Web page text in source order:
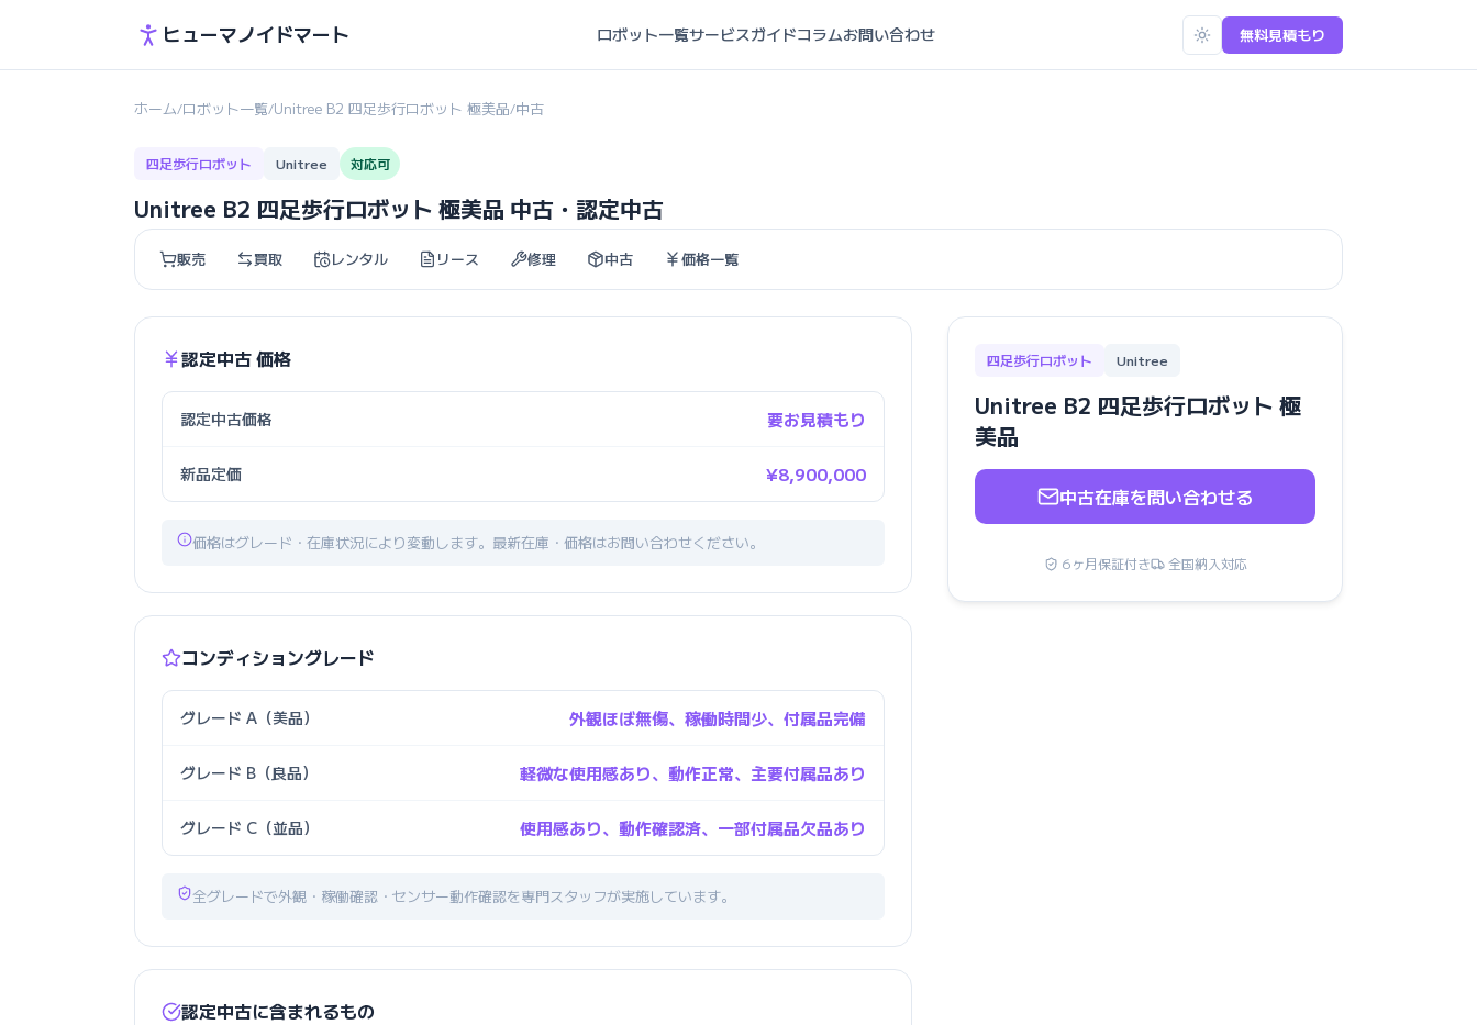
ヒューマノイドマート ロボット一覧サービスガイドコラムお問い合わせ 無料見積もり
ホーム/ロボット一覧/Unitree B2 四足歩行ロボット 極美品/中古
四足歩行ロボット Unitree 対応可
Unitree B2 四足歩行ロボット 極美品 中古・認定中古
販売 買取 レンタル リース 修理 中古 価格一覧
認定中古 価格
認定中古価格 要お見積もり
新品定価 ¥8,900,000
価格はグレード・在庫状況により変動します。最新在庫・価格はお問い合わせください。
コンディショングレード
グレード A（美品） 外観ほぼ無傷、稼働時間少、付属品完備
グレード B（良品） 軽微な使用感あり、動作正常、主要付属品あり
グレード C（並品） 使用感あり、動作確認済、一部付属品欠品あり
全グレードで外観・稼働確認・センサー動作確認を専門スタッフが実施しています。
認定中古に含まれるもの
四足歩行ロボット Unitree
Unitree B2 四足歩行ロボット 極
美品
中古在庫を問い合わせる
6ヶ月保証付き 全国納入対応